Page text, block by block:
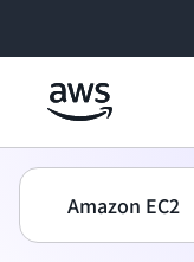
Amazon EC2